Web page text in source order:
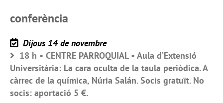
conferència
Dijous 14 de novembre
18 h • CENTRE PARROQUIAL • Aula d’Extensió
Universitària: La cara oculta de la taula periòdica. A
càrrec de la química, Núria Salán. Socis gratuït. No
socis: aportació 5 €.